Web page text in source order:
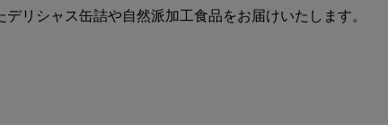
リシャス缶詰や自然派加工食品をお届けいたします。